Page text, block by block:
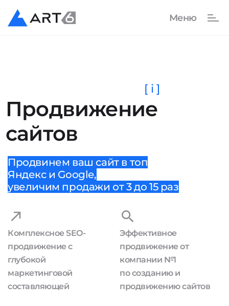
Продвижение
сайтов
[ i ]
Продвинем ваш сайт в топ
Яндекс и Google,
увеличим продажи от 3 до 15 раз
Комплексное SEO-
продвижение с
глубокой
маркетинговой
составляющей
Эффективное
продвижение от
компании №1
по созданию и
продвижению сайтов